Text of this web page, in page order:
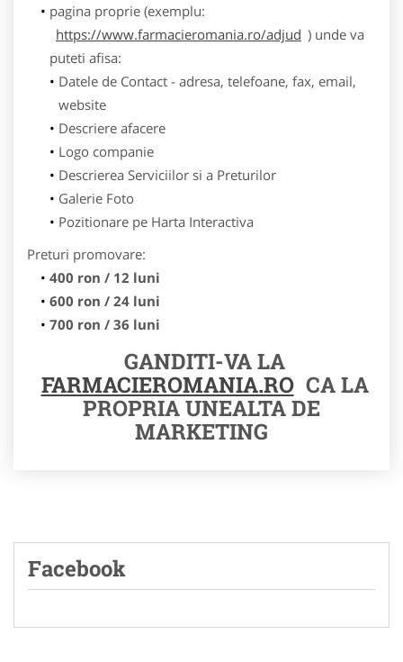
pagina proprie (exemplu:
https://www.farmacieromania.ro/adjud ) unde va
puteti afisa:
Datele de Contact - adresa, telefoane, fax, email,
website
Descriere afacere
Logo companie
Descrierea Serviciilor si a Preturilor
Galerie Foto
Pozitionare pe Harta Interactiva
Preturi promovare:
400 ron / 12 luni
600 ron / 24 luni
700 ron / 36 luni
GANDITI-VA LA
FARMACIEROMANIA.RO CA LA
PROPRIA UNEALTA DE
MARKETING
Facebook